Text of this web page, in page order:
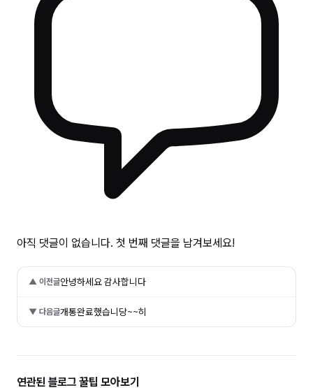
아직 댓글이 없습니다. 첫 번째 댓글을 남겨보세요!
▲ 이전글안녕하세요 감사합니다
▼ 다음글개통완료했습니당~~히
연관된 블로그 꿀팁 모아보기